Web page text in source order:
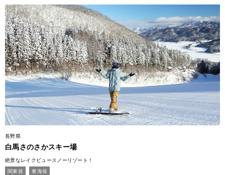
長野県
白馬さのさかスキー場
絶景なレイクビュースノーリゾート！
関東発
東海発